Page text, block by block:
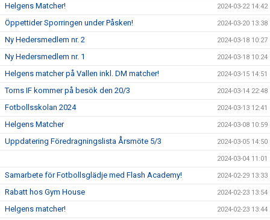
Helgens Matcher! 2024-03-22 14:42
Öppettider Sporringen under Påsken! 2024-03-20 13:38
Ny Hedersmedlem nr. 2 2024-03-18 10:27
Ny Hedersmedlem nr. 1 2024-03-18 10:24
Helgens matcher på Vallen inkl. DM matcher! 2024-03-15 14:51
Torns IF kommer på besök den 20/3 2024-03-14 22:48
Fotbollsskolan 2024 2024-03-13 12:41
Helgens Matcher 2024-03-08 10:59
Uppdatering Föredragningslista Årsmöte 5/3 2024-03-05 14:50
2024-03-04 11:01
Samarbete för Fotbollsglädje med Flash Academy! 2024-02-29 13:33
Rabatt hos Gym House 2024-02-23 13:54
Helgens matcher! 2024-02-23 13:44